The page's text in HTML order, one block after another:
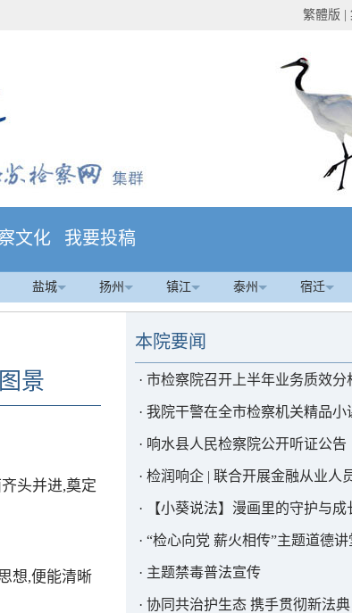
繁體版
文化 我要投稿
盐城 扬州 镇江 泰州 宿迁
景
头并进,奠定
想,便能清晰
本院要闻
· 市检察院召开上半年业务质效分
会
· 我院干警在全市检察机关精品小
竞赛中获奖
· 响水县人民检察院公开听证公告
· 检润响企 | 联合开展金融从业人
育· 【小葵说法】漫画里的守护与
我们与你同行
· “检心向党 薪火相传”主题道德讲
· 主题禁毒普法宣传
· 协同共治护生态 携手贯彻新法